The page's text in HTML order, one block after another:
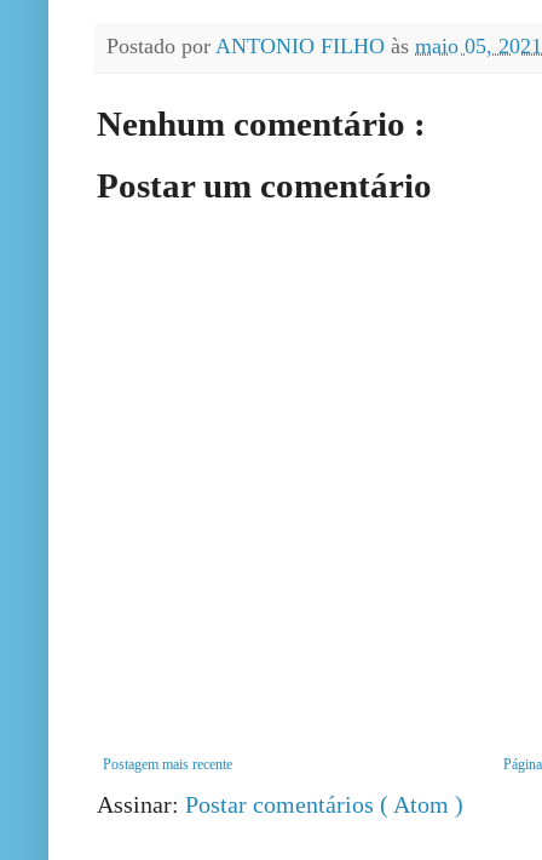
Postado por ANTONIO FILHO às maio 05,
Nenhum comentário :
Postar um comentário
Postagem mais recente
Assinar: Postar comentários ( Atom )